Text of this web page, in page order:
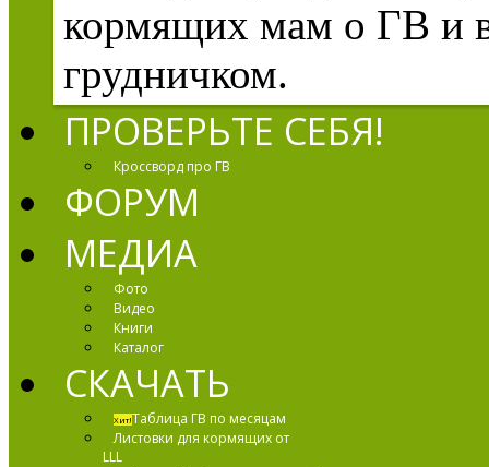
кормящих мам о ГВ и
грудничком.
ПРОВЕРЬТЕ СЕБЯ!
Кроссворд про ГВ
ФОРУМ
МЕДИА
Фото
Видео
Книги
Каталог
СКАЧАТЬ
Хит!Таблица ГВ по месяцам
Листовки для кормящих от
LLL